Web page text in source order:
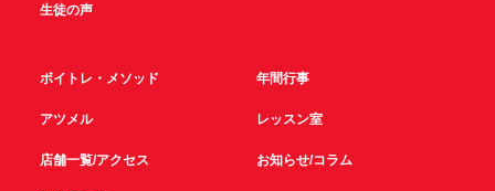
生徒の声
ボイトレ・メソッド 年間行事
アツメル レッスン室
店舗一覧/アクセス お知らせ/コラム